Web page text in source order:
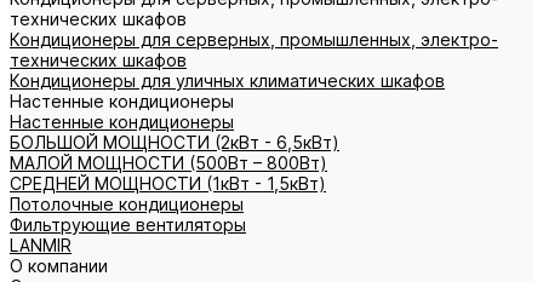
технических шкафов
Кондиционеры для серверных, промышленных, электро-
технических шкафов
Кондиционеры для уличных климатических шкафов
Настенные кондиционеры
Настенные кондиционеры
БОЛЬШОЙ МОЩНОСТИ (2кВт - 6,5кВт)
МАЛОЙ МОЩНОСТИ (500Вт – 800Вт)
СРЕДНЕЙ МОЩНОСТИ (1кВт - 1,5кВт)
Потолочные кондиционеры
Фильтрующие вентиляторы
LANMIR
О компании